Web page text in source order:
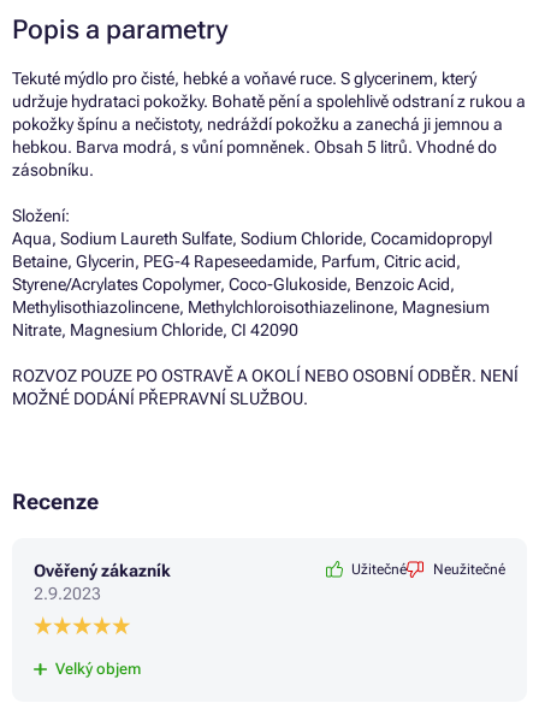
Popis a parametry
Tekuté mýdlo pro čisté, hebké a voňavé ruce. S glycerinem, který
udržuje hydrataci pokožky. Bohatě pění a spolehlivě odstraní z rukou a
pokožky špínu a nečistoty, nedráždí pokožku a zanechá ji jemnou a
hebkou. Barva modrá, s vůní pomněnek. Obsah 5 litrů. Vhodné do
zásobníku.
Složení:
Aqua, Sodium Laureth Sulfate, Sodium Chloride, Cocamidopropyl
Betaine, Glycerin, PEG-4 Rapeseedamide, Parfum, Citric acid,
Styrene/Acrylates Copolymer, Coco-Glukoside, Benzoic Acid,
Methylisothiazolincene, Methylchloroisothiazelinone, Magnesium
Nitrate, Magnesium Chloride, CI 42090
ROZVOZ POUZE PO OSTRAVĚ A OKOLÍ NEBO OSOBNÍ ODBĚR. NENÍ
MOŽNÉ DODÁNÍ PŘEPRAVNÍ SLUŽBOU.
Recenze
Ověřený zákazník
2.9.2023
Užitečné Neužitečné
Velký objem